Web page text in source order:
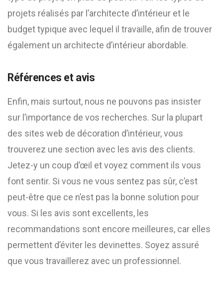
projets réalisés par l’architecte d’intérieur et le
budget typique avec lequel il travaille, afin de trouver
également un architecte d’intérieur abordable.
Références et avis
Enfin, mais surtout, nous ne pouvons pas insister
sur l’importance de vos recherches. Sur la plupart
des sites web de décoration d’intérieur, vous
trouverez une section avec les avis des clients.
Jetez-y un coup d’œil et voyez comment ils vous
font sentir. Si vous ne vous sentez pas sûr, c’est
peut-être que ce n’est pas la bonne solution pour
vous. Si les avis sont excellents, les
recommandations sont encore meilleures, car elles
permettent d’éviter les devinettes. Soyez assuré
que vous travaillerez avec un professionnel.